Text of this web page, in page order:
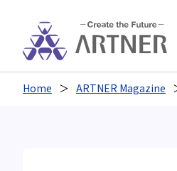
Home ARTNER Magazine